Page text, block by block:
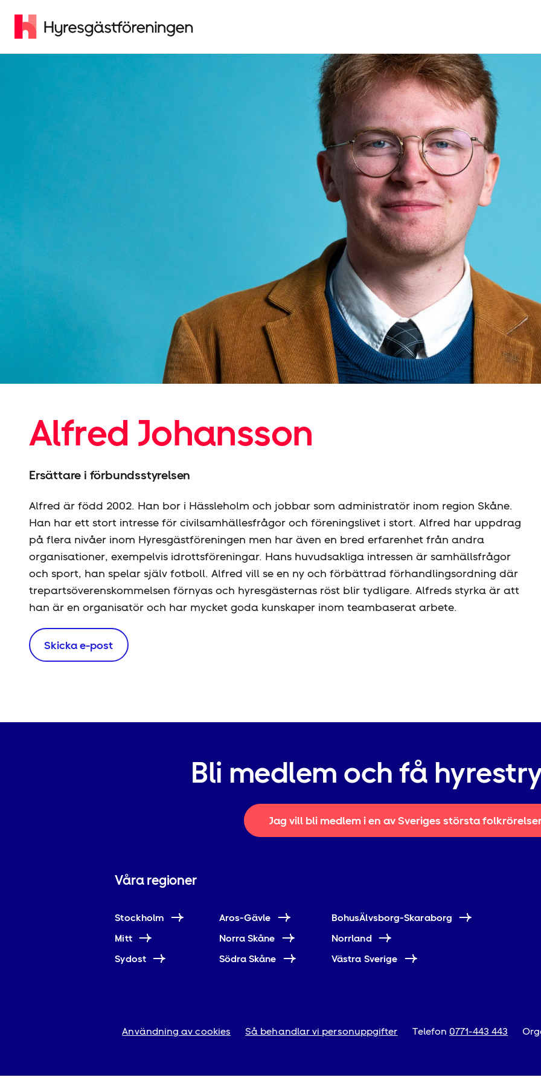
Alfred Johansson
Ersättare i förbundsstyrelsen
Alfred är född 2002. Han bor i Hässleholm och jobbar som administratör inom region Skåne.
Han har ett stort intresse för civilsamhällesfrågor och föreningslivet i stort. Alfred har uppdrag
på flera nivåer inom Hyresgäst­föreningen men har även en bred erfarenhet från andra
organisationer, exempelvis idrottsföreningar. Hans huvudsakliga intressen är samhällsfrågor
och sport, han spelar själv fotboll. Alfred vill se en ny och förbättrad förhandlingsordning där
treparts­överenskommelsen förnyas och hyresgästernas röst blir tydligare. Alfreds styrka är att
han är en organisatör och har mycket goda kunskaper inom teambaserat arbete.
Skicka e-post
Bli medlem och få
Jag vill bli medlem i en av Sveriges största
Våra regioner
Stockholm Aros-Gävle
BohusÄlvsborg-Skaraborg
Mitt
Norra Skåne
Norrland
Sydost
Södra Skåne Västra Sverige
Användning av cookies Så behandlar vi personuppgifter Telefon0771-443 443